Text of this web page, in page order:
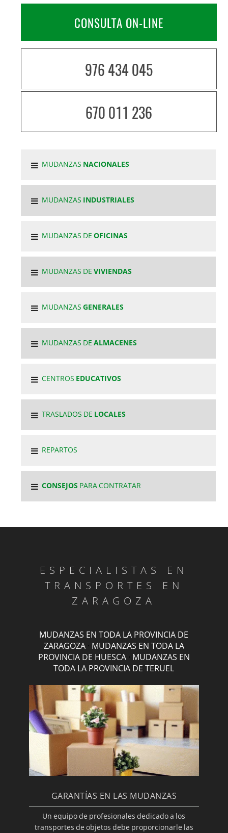
CONSULTA ON-LINE
976 434 045
670 011 236
MUDANZAS NACIONALES
MUDANZAS INDUSTRIALES
MUDANZAS DEOFICINAS
MUDANZAS DEVIVIENDAS
MUDANZASGENERALES
MUDANZAS DEALMACENES
CENTROS EDUCATIVOS
TRASLADOS DE LOCALES
REPARTOS
CONSEJOS PARA CONTRATAR
ESPECIALISTAS EN
TRANSPORTES EN
ZARAGOZA
MUDANZAS EN TODA LA PROVINCIA DE
ZARAGOZA· MUDANZAS EN TODA LA
PROVINCIA DE HUESCA· MUDANZAS EN
TODA LA PROVINCIA DE TERUEL
GARANTÍAS EN LAS MUDANZAS
Un equipo de profesionales dedicado a los
transportes de objetos debe proporcionarle las